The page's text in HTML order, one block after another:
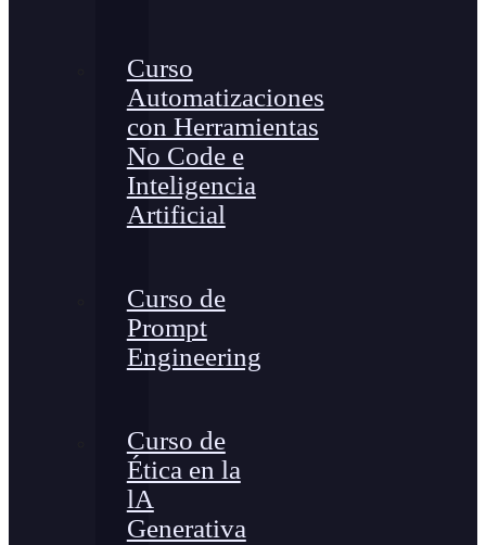
Curso
Automatizaciones
con Herramientas
No Code e
Inteligencia
Artificial
Curso de
Prompt
Engineering
Curso de
Ética en la
lA
Generativa